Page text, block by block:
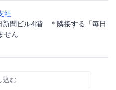
社
聞ビル4階 ＊隣接する「毎日
せん
込む